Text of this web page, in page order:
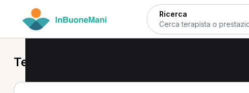
Ricerca
Terapisti a Lucca